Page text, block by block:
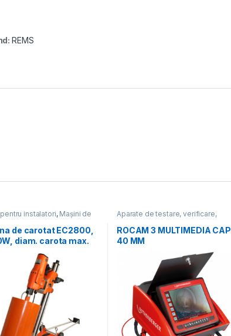
REMS
instalatori, Mașini de
de carotat EC2800,
diam. carota max.
255 mm
Aparate de testare, verificare,
inspecție
ROCAM 3 MULTIMEDIA CAP
40 MM